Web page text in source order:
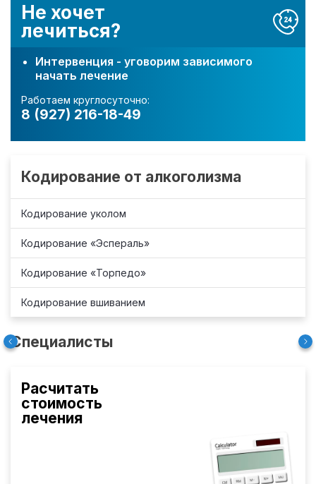
Не хочет
лечиться?
Интервенция - уговорим зависимого
начать лечение
Работаем круглосуточно:
8 (927) 216-18-49
Кодирование от алкоголизма
Кодирование уколом
Кодирование «Эспераль»
Кодирование «Торпедо»
Кодирование вшиванием
Специалисты
Расчитать
стоимость
лечения